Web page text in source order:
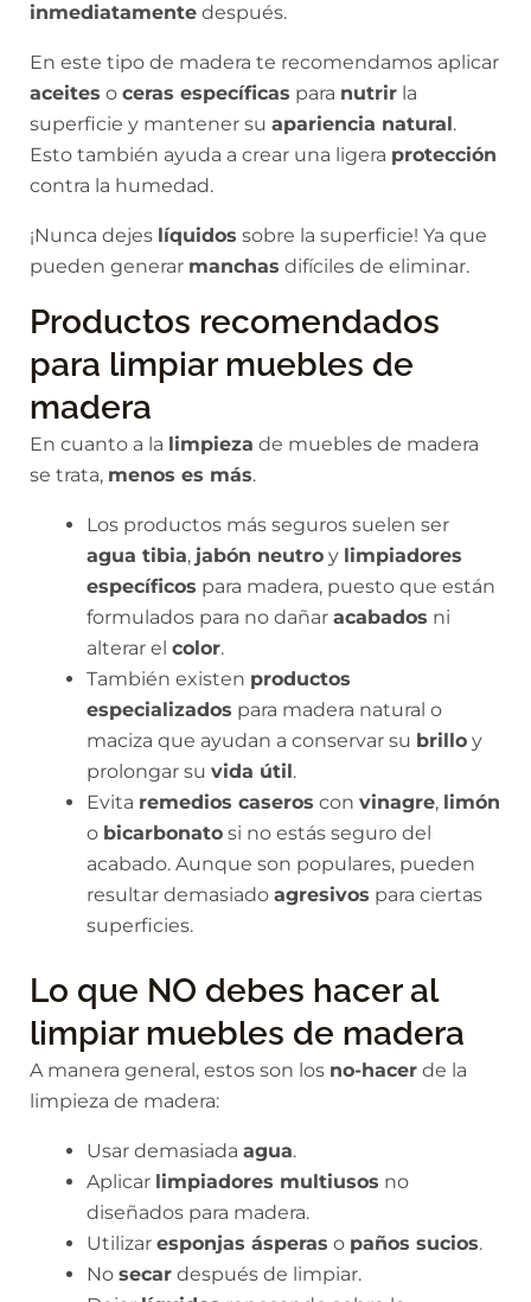
inmediatamente después.
En este tipo de madera te recomendamos aplicar
aceites o ceras específicas para nutrir la
superficie y mantener su apariencia natural .
Esto también ayuda a crear una ligera protección
contra la humedad.
¡Nunca dejes líquidos sobre la superficie! Ya que
pueden generar manchas difíciles de eliminar.
Productos recomendados
para limpiar muebles de
madera
En cuanto a la limpieza de muebles de madera
se trata, menos es más.
Los productos más seguros suelen ser
agua tibia, jabón neutro y limpiadores
específicos para madera, puesto que están
formulados para no dañar acabados ni
alterar el color.
También existen productos
especializados para madera natural o
maciza que ayudan a conservar su brillo y
prolongar su vida útil .
Evita remedios caseros con vinagre, limón
o bicarbonato si no estás seguro del
acabado. Aunque son populares, pueden
resultar demasiado agresivos para ciertas
superficies.
Lo que NO debes hacer al
limpiar muebles de madera
A manera general, estos son los no-hacer de la
limpieza de madera:
Usar demasiada agua.
Aplicar limpiadores multiusos no
diseñados para madera.
Utilizar esponjas ásperas o paños sucios.
No secar después de limpiar.